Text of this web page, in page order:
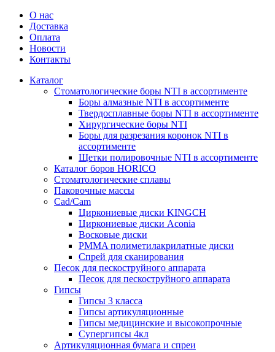
О нас
Доставка
Оплата
Новости
Контакты
Каталог
Стоматологические боры NTI в ассортименте
Боры алмазные NTI в ассортименте
Твердосплавные боры NTI в ассортименте
Хирургические боры NTI
Боры для разрезания коронок NTI в
ассортименте
Щетки полировочные NTI в ассортименте
Каталог боров HORICO
Стоматологические сплавы
Паковочные массы
Сad/Сam
Циркониевые диски KINGCH
Циркониевые диски Aconia
Восковые диски
PMMA полиметилакрилатные диски
Спрей для сканирования
Песок для пескоструйного аппарата
Песок для пескоструйного аппарата
Гипсы
Гипсы 3 класса
Гипсы артикуляционные
Гипсы медицинские и высокопрочные
Супергипсы 4кл
Артикуляционная бумага и спреи